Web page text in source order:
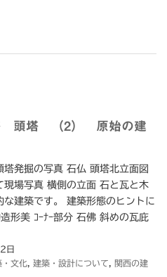
頭塔 （2） 原始の建
塔発掘の写真 石仏 頭塔北立面図
現場写真 横側の立面 石と瓦と木
な建築です。 建築形態のヒントに
形美 ｺｰﾅｰ部分 石佛 斜めの瓦庇
日
・文化 建築・設計について
関西の建